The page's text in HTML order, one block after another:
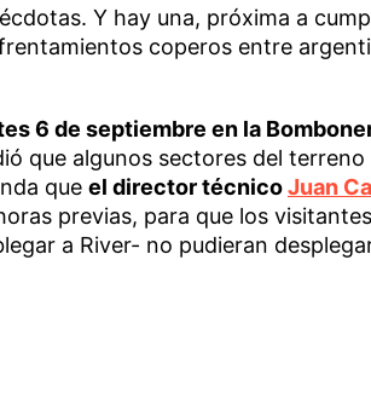
Y hay una, próxima a
coperos entre
6 de septiembre en la
que algunos sectores del terreno
que el director técnicoJuan
previas, para que los
a River- no pudieran